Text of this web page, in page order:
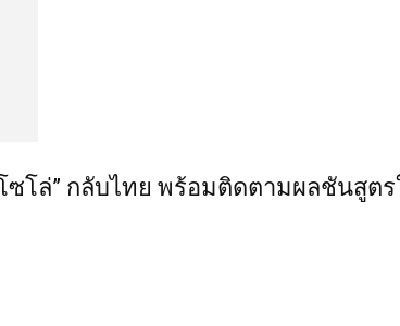
โซโล่” กลับไทย พร้อมติดตามผลชันสูต